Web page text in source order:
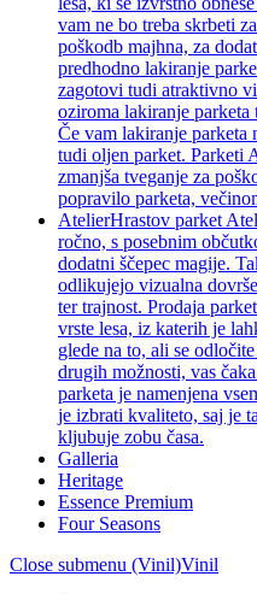
vam ne bo treba skrbeti
poškodb majhna, za
predhodno lakiranje
zagotovi tudi atraktivno
oziroma lakiranje
Če vam lakiranje parketa
tudi oljen parket. Parketi
zmanjša tveganje za
popravilo parketa,
AtelierHrastov parket
ročno, s posebnim
dodatni ščepec magije.
odlikujejo vizualna
ter trajnost. Prodaja
vrste lesa, iz katerih je
glede na to, ali se
drugih možnosti, vas
parketa je namenjena
je izbrati kvaliteto, saj je
kljubuje zobu časa.
Galleria
Heritage
Essence Premium
Four Seasons
Close submenu (Vinil)Vinil